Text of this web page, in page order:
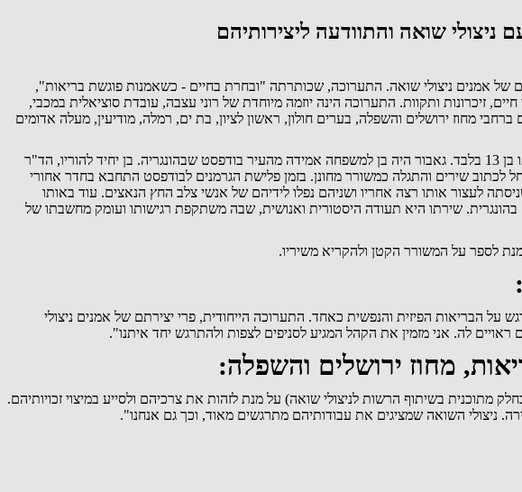
שואה והתוודעה ליצירותיהם
של אמנים ניצולי שואה. התערוכה, שכותרתה "ובחרת בחיים - כשאמנות פוגשת בריאות",
זיכרונות ותקוות. התערוכה הינה יוזמה מיוחדת של רוני עצבה, עובדת סוציאלית במכבי,
ונחשפה ליצירות האמנות כחלק מעבודתה עימם. התערוכה תוצג במקביל ב- 12 מרכזים רפואיים ברחבי מחוז ירושלים והשפלה, בערים חולון, ראשון לציון, בת ים, רמלה, מודיעין, מעלה אדומים
במרכזים הרפואיים בחולון (הופיין, קריית בן גוריון ונאות שושנים) יוצגו קטעי שירים מספרו של גאבור ארדש שנספה בשואה בהיותו בן 13 בלבד. גאבור היה בן למשפחה אמידה מהעיר בודפסט שבהונגריה. בן יחיד להוריו, הד"ר
שירים והתגלה כמשורר מחונן. בזמן פלישת הגרמנים לבודפסט התחבא בחדר אחורי
כדי לנשום אוויר צח. אמו שניסתה לעצור אותו רצה אחריו ושניהם נפלו לידיהם של אנשי צלב החץ הנאצים. עוד באותו
שירתו היא תעודה היסטורית ואנושית, שבה משתקפת רגישותו ועומק מחשבתו של
לספר על המשורר הקטן ולהקריא משיריו.
על הבריאות הפיזית והנפשית כאחד. התערוכה הייחודית, פרי יצירתם של אמנים ניצולי
לה. אני מזמין את הקהל המגיע לסניפים לצפות ולהתרגש יחד איתנו".
מחוז ירושלים והשפלה:
מתוכנית בשיתוף הרשות לניצולי שואה) על מנת לזהות את צרכיהם ולסייע במיצוי זכויותיהם.
ניצולי השואה שמציגים את עבודותיהם מתרגשים מאוד, וכך גם אנחנו".